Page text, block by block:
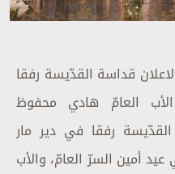
قداسة القدّيسة رفقا
الأب العامّ هادي محفوظ
رفقا في دير مار
أمين السرّ العامّ، والأب